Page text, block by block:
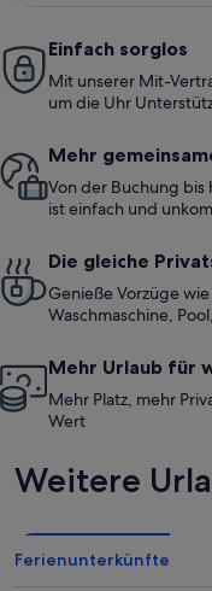
Einfach sorglos
Mit unserer Mit-
um die Uhr
Mehr
Von der Buchung bis
ist einfach und
Die gleiche
Genieße Vorzüge
Waschmaschine,
Mehr Urlaub für
Mehr Platz, mehr
Wert
Weitere
Ferienunterkünfte